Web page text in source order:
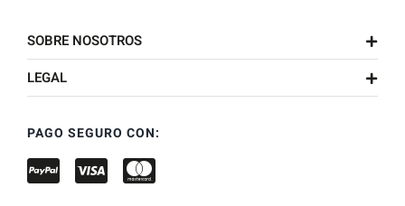
SOBRE NOSOTROS
LEGAL
PAGO SEGURO CON: